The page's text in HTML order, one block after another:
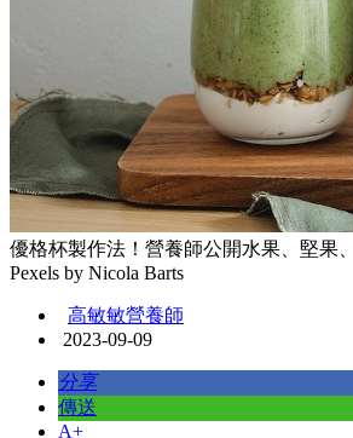
優格杯製作法！營養師公開水果、堅果
Pexels by Nicola Barts
高敏敏營養師
2023-09-09
分享
傳送
A+